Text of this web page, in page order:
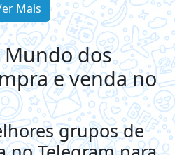
Mais
dos
e venda no
grupos de